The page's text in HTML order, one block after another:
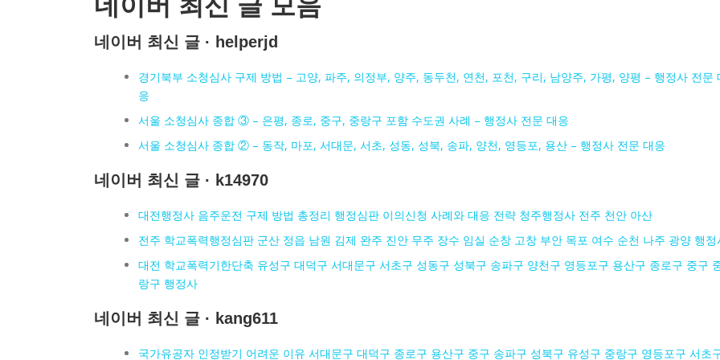
네이버 최신 글 · helperjd
경기북부 소청심사 구제 방법 – 고양, 파주, 의정부, 양주, 동두천, 연천, 포천, 구리, 남양주, 가평, 양평 – 행정사 전문
응
서울 소청심사 종합 ③ – 은평, 종로, 중구, 중랑구 포함 수도권 사례 – 행정사 전문 대응
서울 소청심사 종합 ② – 동작, 마포, 서대문, 서초, 성동, 성북, 송파, 양천, 영등포, 용산 – 행정사 전문 대응
네이버 최신 글 · k14970
대전행정사 음주운전 구제 방법 총정리 행정심판 이의신청 사례와 대응 전략 청주행정사 전주 천안 아산
전주 학교폭력행정심판 군산 정읍 남원 김제 완주 진안 무주 장수 임실 순창 고창 부안 목포 여수 순천 나주 광양 행정
대전 학교폭력기한단축 유성구 대덕구 서대문구 서초구 성동구 성북구 송파구 양천구 영등포구 용산구 종로구 중구
랑구 행정사
네이버 최신 글 · kang611
국가유공자 인정받기 어려운 이유 서대문구 대덕구 종로구 용산구 중구 송파구 성북구 유성구 중랑구 영등포구 서초